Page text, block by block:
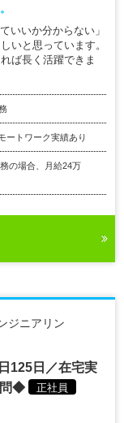
いいか分からない」
いと思っています。
ば長く活躍できま
ートワーク実績あり
の場合、月給24万
ジニアリン
125日／在宅実
問◆
正社員